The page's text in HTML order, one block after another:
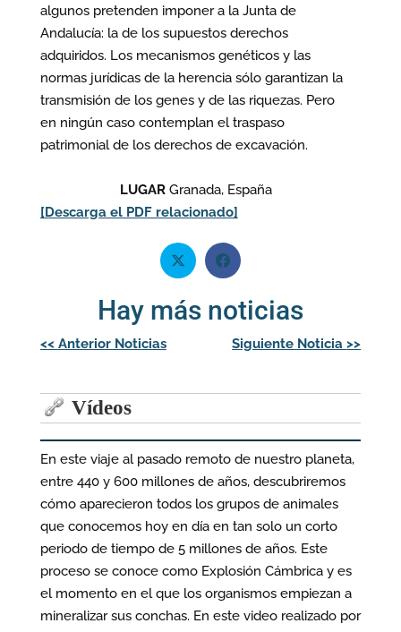
algunos pretenden imponer a la Junta de
Andalucía: la de los supuestos derechos
adquiridos. Los mecanismos genéticos y las
normas jurídicas de la herencia sólo garantizan la
transmisión de los genes y de las riquezas. Pero
en ningún caso contemplan el traspaso
patrimonial de los derechos de excavación.
LUGARGranada, España
[Descarga el PDF relacionado]
Hay más noticias
Navegación
de
<< Anterior Noticias Siguiente Noticia >>
Vídeos
En este viaje al pasado remoto de nuestro planeta,
entre 440 y 600 millones de años, descubriremos
cómo aparecieron todos los grupos de animales
que conocemos hoy en día en tan solo un corto
periodo de tiempo de 5 millones de años. Este
proceso se conoce como Explosión Cámbrica y es
el momento en el que los organismos empiezan a
mineralizar sus conchas. En este video realizado por